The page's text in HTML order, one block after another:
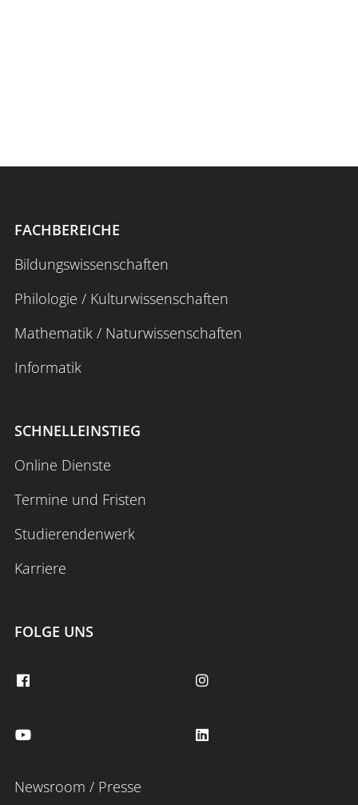
FACHBEREICHE
Bildungswissenschaften
Philologie / Kulturwissenschaften
Mathematik / Naturwissenschaften
Informatik
SCHNELLEINSTIEG
Online Dienste
Termine und Fristen
Studierendenwerk
Karriere
FOLGE UNS
Newsroom / Presse